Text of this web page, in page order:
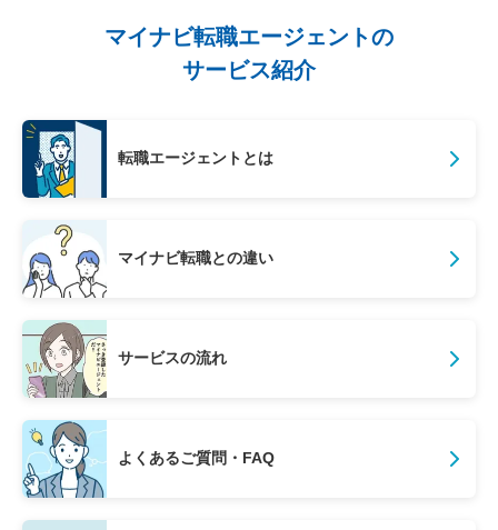
マイナビ転職エージェントの
サービス紹介
転職エージェントとは
マイナビ転職との違い
サービスの流れ
よくあるご質問・FAQ